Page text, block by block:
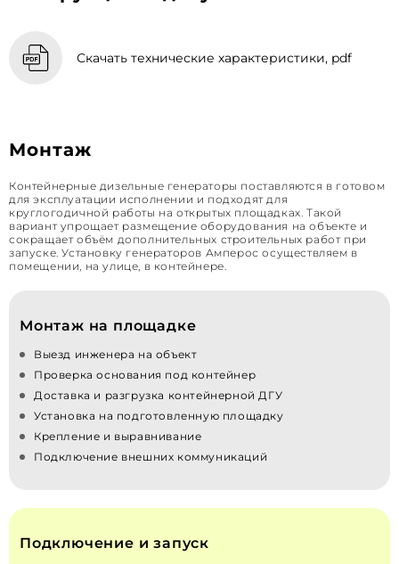
Скачать технические характеристики, pdf
Монтаж
Контейнерные дизельные генераторы поставляются в готовом
для эксплуатации исполнении и подходят для
круглогодичной работы на открытых площадках. Такой
вариант упрощает размещение оборудования на объекте и
сокращает объём дополнительных строительных работ при
запуске. Установку генераторов Амперос осуществляем в
помещении, на улице, в контейнере.
Монтаж на площадке
Выезд инженера на объект
Проверка основания под контейнер
Доставка и разгрузка контейнерной ДГУ
Установка на подготовленную площадку
Крепление и выравнивание
Подключение внешних коммуникаций
Подключение и запуск